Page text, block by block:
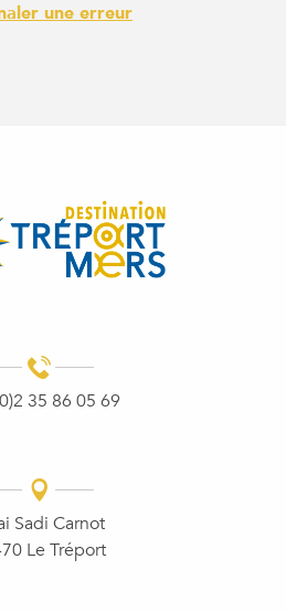
une erreur
35 86 05 69
Sadi Carnot
Le Tréport